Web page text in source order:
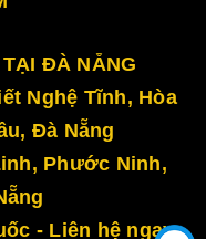
ĐÀ NẴNG
Nghệ Tĩnh, Hòa
Đà Nẵng
Phước Ninh,
- Liên hệ ngay